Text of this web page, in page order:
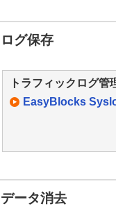
ログ保存
トラフィックログ管
EasyBlocks
データ消去